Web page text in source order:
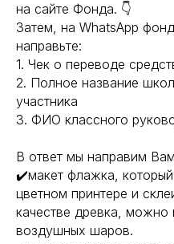
на сайте Фонда. 👇
Затем, на WhatsApp
направьте:
1. Чек о переводе
2. Полное название
участника
3. ФИО классного
В ответ мы направим
✔️макет флажка,
цветном принтере и
качестве древка, можно
воздушных шаров.